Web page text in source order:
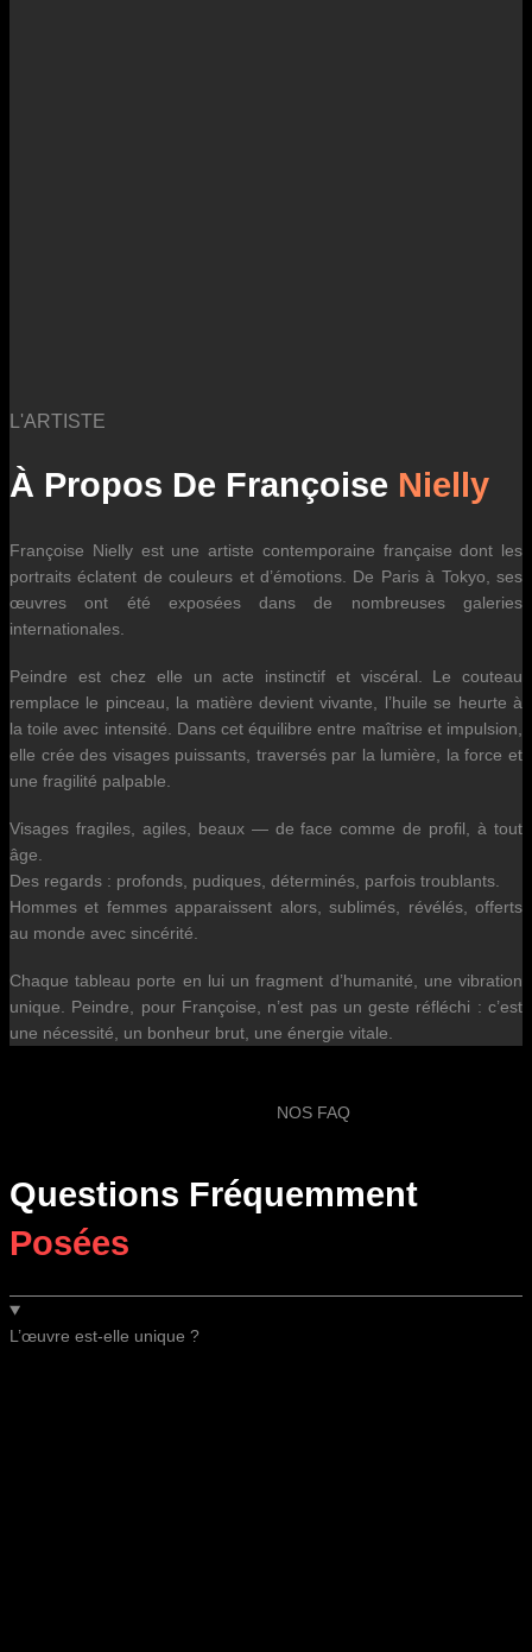
L'ARTISTE
À Propos De Françoise Nielly
Françoise Nielly est une artiste contemporaine française dont les
portraits éclatent de couleurs et d’émotions. De Paris à Tokyo, ses
œuvres ont été exposées dans de nombreuses galeries
internationales.
Peindre est chez elle un acte instinctif et viscéral. Le couteau
remplace le pinceau, la matière devient vivante, l’huile se heurte à
la toile avec intensité. Dans cet équilibre entre maîtrise et impulsion,
elle crée des visages puissants, traversés par la lumière, la force et
une fragilité palpable.
Visages fragiles, agiles, beaux — de face comme de profil, à tout
âge.
Des regards : profonds, pudiques, déterminés, parfois troublants.
Hommes et femmes apparaissent alors, sublimés, révélés, offerts
au monde avec sincérité.
Chaque tableau porte en lui un fragment d’humanité, une vibration
unique. Peindre, pour Françoise, n’est pas un geste réfléchi : c’est
une nécessité, un bonheur brut, une énergie vitale.
NOS FAQ
Questions Fréquemment
Posées
L’œuvre est-elle unique ?